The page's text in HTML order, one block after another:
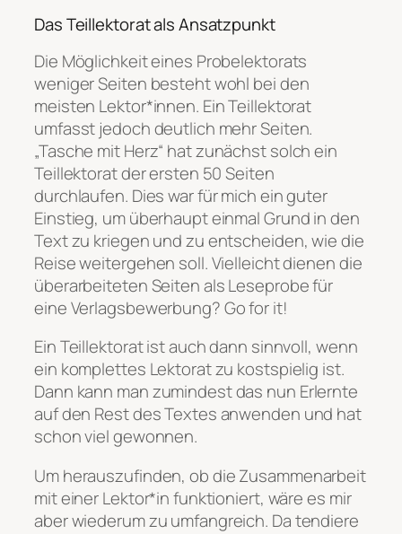
Das Teillektorat als Ansatzpunkt
Die Möglichkeit eines Probelektorats
weniger Seiten besteht wohl bei den
meisten Lektor*innen. Ein Teillektorat
umfasst jedoch deutlich mehr Seiten.
„Tasche mit Herz“ hat zunächst solch ein
Teillektorat der ersten 50 Seiten
durchlaufen. Dies war für mich ein guter
Einstieg, um überhaupt einmal Grund in den
Text zu kriegen und zu entscheiden, wie die
Reise weitergehen soll. Vielleicht dienen die
überarbeiteten Seiten als Leseprobe für
eine Verlagsbewerbung? Go for it!
Ein Teillektorat ist auch dann sinnvoll, wenn
ein komplettes Lektorat zu kostspielig ist.
Dann kann man zumindest das nun Erlernte
auf den Rest des Textes anwenden und hat
schon viel gewonnen.
Um herauszufinden, ob die Zusammenarbeit
mit einer Lektor*in funktioniert, wäre es mir
aber wiederum zu umfangreich. Da tendiere